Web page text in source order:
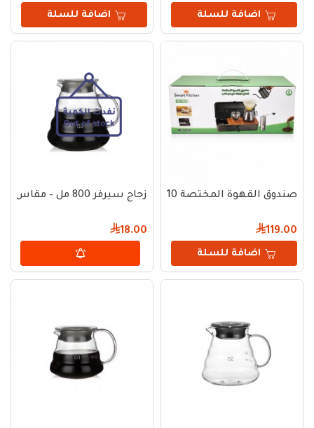
اضافة للسلة اضافة للسلة
صندوق القهوة المختصة 10 قطع V60
119.00
اضافة للسلة
زجاج سيرفر 800 مل – مقاس 03
18.00